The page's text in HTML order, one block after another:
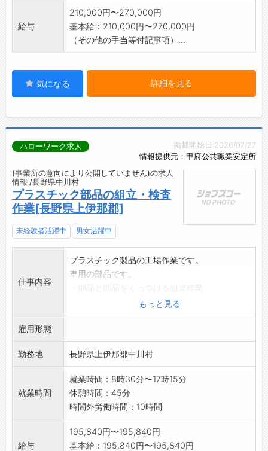
給与
210,000円〜270,000円
基本給：210,000円〜270,000円
（その他の手当等付記事項）...
気になる 詳細を見る
掲載開始日:2026/07/27
情報提供元：甲府公共職業安定所
ハローワーク求人
(事業所の意向により公開していません)の求人
情報 /長野県中川村
プラスチック部品の組立・検査
作業[長野県上伊那郡]
未経験者活躍中 男女活躍中
仕事内容
プラスチック製品の工場作業です。
車用の部品です。
・検査は完成品の目視検査や寸法検査など
・部品をピッキング、配膳
是非ご応募ください。
お給与の週払い制度有り、週払い希望の方は活
用ください。
弊社規定有。
【変更範囲:変更なし】
もっと見る
雇用形態
勤務地 長野県上伊那郡中川村
就業時間
就業時間：8時30分〜17時15分
休憩時間：45分
時間外労働時間：10時間
給与
195,840円〜195,840円
基本給：195,840円〜195,840円